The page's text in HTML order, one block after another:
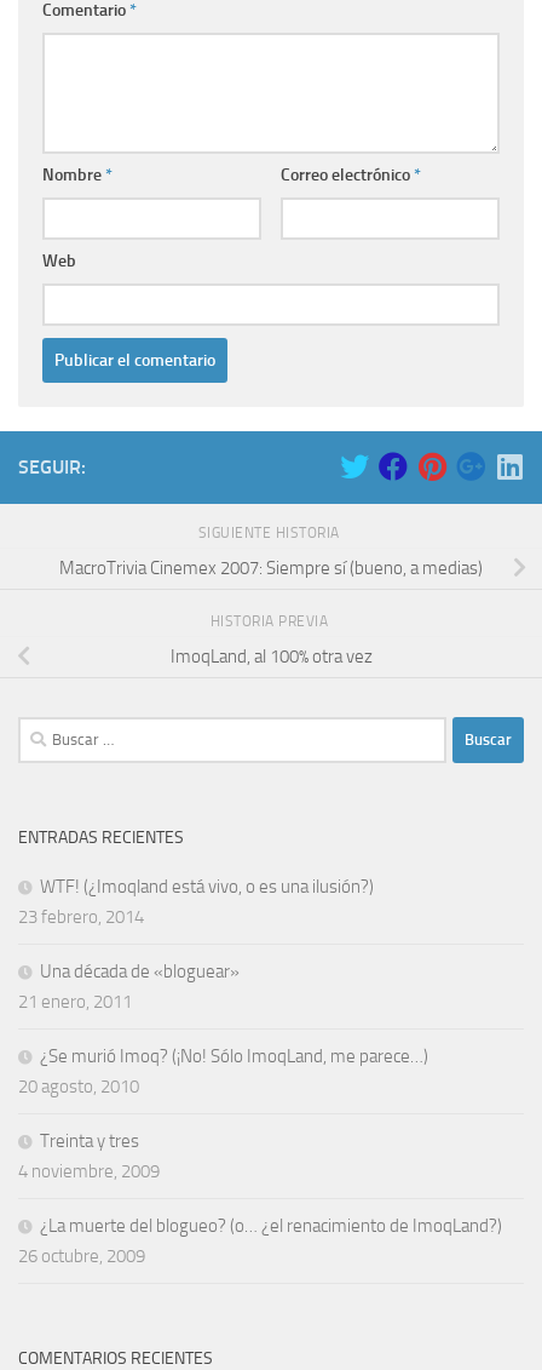
Comentario*
Nombre* Correo electrónico*
Web
SEGUIR:
SIGUIENTE HISTORIA
MacroTrivia Cinemex 2007: Siempre sí (bueno, a medias)
HISTORIA PREVIA
ImoqLand, al 100% otra vez
Buscar:
ENTRADAS RECIENTES
WTF! (¿Imoqland está vivo, o es una ilusión?)
23 febrero, 2014
Una década de «bloguear»
21 enero, 2011
¿Se murió Imoq? (¡No! Sólo ImoqLand, me parece…)
20 agosto, 2010
Treinta y tres
4 noviembre, 2009
¿La muerte del blogueo? (o… ¿el renacimiento de ImoqLand?)
26 octubre, 2009
COMENTARIOS RECIENTES